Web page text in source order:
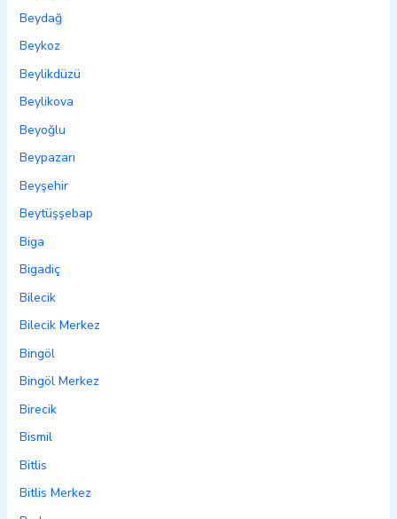
Beydağ
Beykoz
Beylikdüzü
Beylikova
Beyoğlu
Beypazarı
Beyşehir
Beytüşşebap
Biga
Bigadiç
Bilecik
Bilecik Merkez
Bingöl
Bingöl Merkez
Birecik
Bismil
Bitlis
Bitlis Merkez